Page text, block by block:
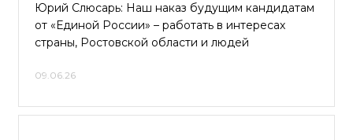
Юрий Слюсарь: Наш наказ будущим кандидатам
от «Единой России» – работать в интересах
страны, Ростовской области и людей
09.06.26